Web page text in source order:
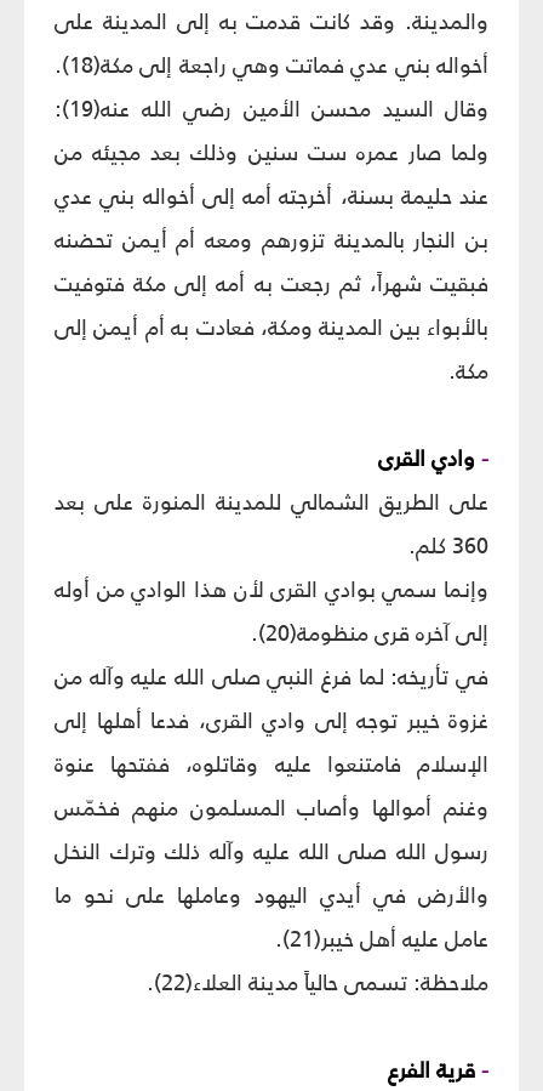
والمدينة. وقد كانت قدمت به إلى المدينة على
أخواله بني عدي فماتت وهي راجعة إلى مكة(18).
وقال السيد محسن الأمين رضي الله عنه(19):
ولما صار عمره ست سنين وذلك بعد مجيئه من
عند حليمة بسنة، أخرجته أمه إلى أخواله بني عدي
بن النجار بالمدينة تزورهم ومعه أم أيمن تحضنه
فبقيت شهراً، ثم رجعت به أمه إلى مكة فتوفيت
بالأبواء بين المدينة ومكة، فعادت به أم أيمن إلى
مكة.
- وادي القرى
على الطريق الشمالي للمدينة المنورة على بعد
360 كلم.
وإنما سمي بوادي القرى لأن هذا الوادي من أوله
إلى آخره قرى منظومة(20).
في تأريخه: لما فرغ النبي صلى الله عليه وآله من
غزوة خيبر توجه إلى وادي القرى، فدعا أهلها إلى
الإسلام فامتنعوا عليه وقاتلوه، ففتحها عنوة
وغنم أموالها وأصاب المسلمون منهم فخمّس
رسول الله صلى الله عليه وآله ذلك وترك النخل
والأرض في أيدي اليهود وعاملها على نحو ما
عامل عليه أهل خيبر(21).
ملاحظة: تسمى حالياً مدينة العلاء(22).
-قرية الفرع